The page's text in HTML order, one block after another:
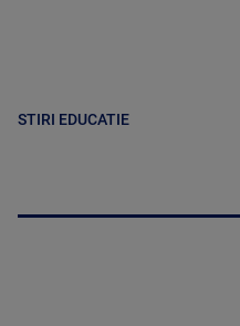
STIRI EDUCATIE